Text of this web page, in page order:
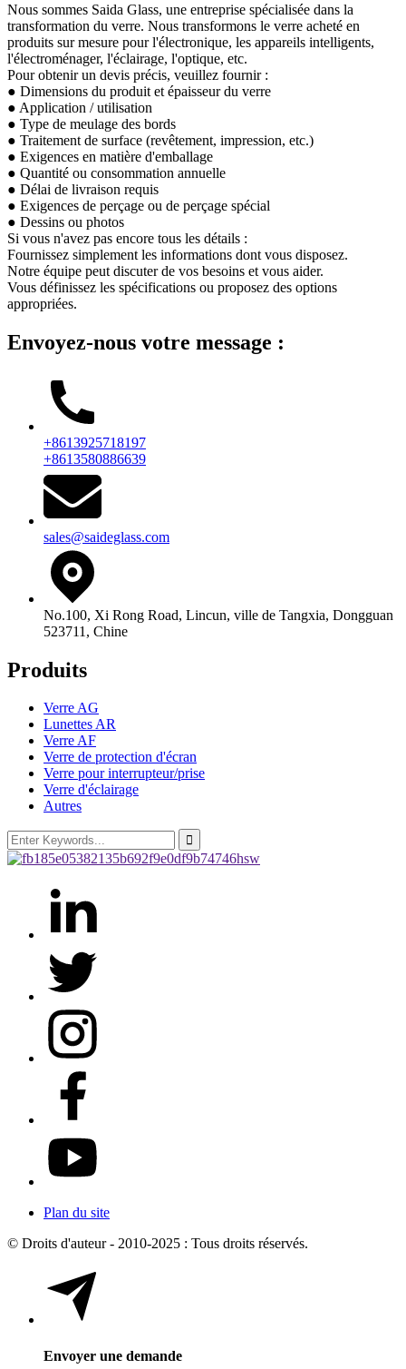
Nous sommes Saida Glass, une entreprise spécialisée dans la
transformation du verre. Nous transformons le verre acheté en
produits sur mesure pour l'électronique, les appareils intelligents,
l'électroménager, l'éclairage, l'optique, etc.
Pour obtenir un devis précis, veuillez fournir :
● Dimensions du produit et épaisseur du verre
● Application / utilisation
● Type de meulage des bords
● Traitement de surface (revêtement, impression, etc.)
● Exigences en matière d'emballage
● Quantité ou consommation annuelle
● Délai de livraison requis
● Exigences de perçage ou de perçage spécial
● Dessins ou photos
Si vous n'avez pas encore tous les détails :
Fournissez simplement les informations dont vous disposez.
Notre équipe peut discuter de vos besoins et vous aider.
Vous définissez les spécifications ou proposez des options
appropriées.
Envoyez-nous votre message :
+8613925718197
+8613580886639
sales@saideglass.com
No.100, Xi Rong Road, Lincun, ville de Tangxia, Dongguan
523711, Chine
Produits
Verre AG
Lunettes AR
Verre AF
Verre de protection d'écran
Verre pour interrupteur/prise
Verre d'éclairage
Autres
Plan du site
© Droits d'auteur - 2010-2025 : Tous droits réservés.
Envoyer une demande